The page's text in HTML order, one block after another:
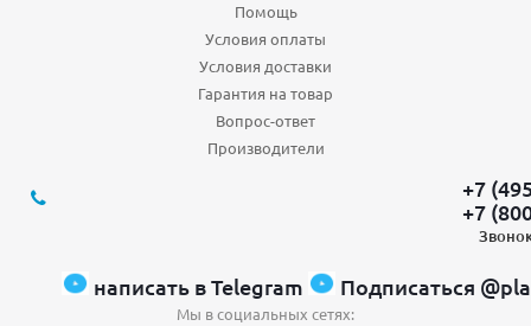
Помощь
Условия оплаты
Условия доставки
Гарантия на товар
Вопрос-ответ
Производители
+7
+7
написать в Telegram Подписаться
Мы в социальных сетях: